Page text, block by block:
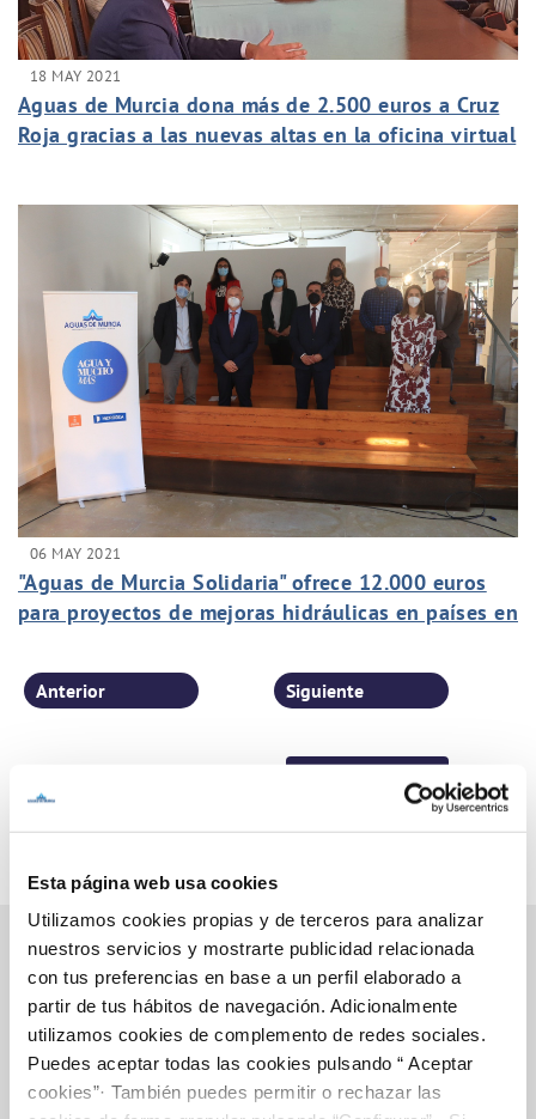
Esta página web usa cookies
Utilizamos cookies propias y de terceros para analizar
nuestros servicios y mostrarte publicidad relacionada
con tus preferencias en base a un perfil elaborado a
partir de tus hábitos de navegación. Adicionalmente
utilizamos cookies de complemento de redes sociales.
Puedes aceptar todas las cookies pulsando “ Aceptar
cookies”· También puedes permitir o rechazar las
18 MAY 2021
Aguas de Murcia dona más de 2.500 euros a Cruz
Roja gracias a las nuevas altas en la oficina virtual
06 MAY 2021
"Aguas de Murcia Solidaria" ofrece 12.000 euros
para proyectos de mejoras hidráulicas en países en
Anterior Siguiente
Inicio